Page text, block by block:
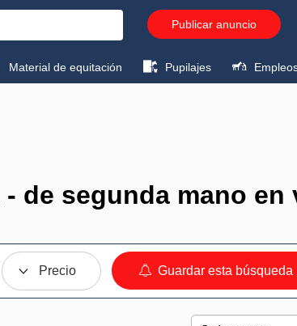
Publicar anuncio
Material de equitación Pupilajes
de segunda mano en
Precio Guardar esta búsqueda